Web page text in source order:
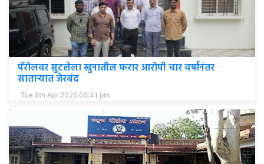
पॅरोलवर सुटलेला खुनातील फरार आरोपी चार वर्षांनंतर
साताऱ्यात जेरबंद
Tue 8th Apr 2025 05:41 pm